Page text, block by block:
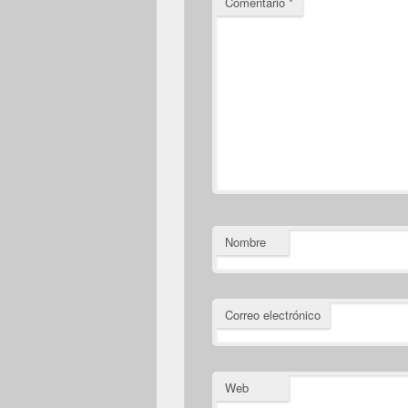
Nombre
Correo electrónico
Web